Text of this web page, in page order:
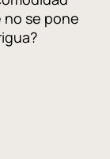
no se pone